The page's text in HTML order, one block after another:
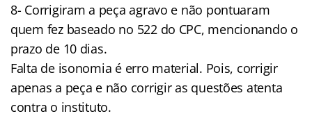
8- Corrigiram a peça agravo e não pontuaram
quem fez baseado no 522 do CPC, mencionando o
prazo de 10 dias.
Falta de isonomia é erro material. Pois, corrigir
apenas a peça e não corrigir as questões atenta
contra o instituto.